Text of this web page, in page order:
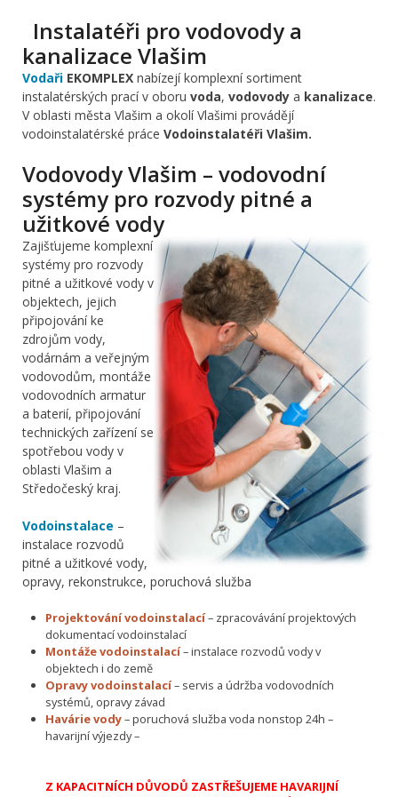
Instalatéři pro vodovody a
kanalizace Vlašim
Vodaři EKOMPLEX nabízejí komplexní sortiment
instalatérských prací v oboru voda, vodovody a kanalizace.
V oblasti města Vlašim a okolí Vlašimi provádějí
vodoinstalatérské práce Vodoinstalatéři Vlašim.
Vodovody Vlašim – vodovodní
systémy pro rozvody pitné a
užitkové vody
Zajišťujeme komplexní
systémy pro rozvody
pitné a užitkové vody v
objektech, jejich
připojování ke
zdrojům vody,
vodárnám a veřejným
vodovodům, montáže
vodovodních armatur
a baterií, připojování
technických zařízení se
spotřebou vody v
oblasti Vlašim a
Středočeský kraj.
Vodoinstalace –
instalace rozvodů
pitné a užitkové vody,
opravy, rekonstrukce, poruchová služba
Projektování vodoinstalací– zpracovávání projektových
dokumentací vodoinstalací
Montáže vodoinstalací– instalace rozvodů vody v
objektech i do země
Opravy vodoinstalací– servis a údržba vodovodních
systémů, opravy závad
Havárie vody– poruchová služba voda nonstop 24h –
havarijní výjezdy –
Z KAPACITNÍCH DŮVODŮ ZASTŘEŠUJEME HAVARIJNÍ